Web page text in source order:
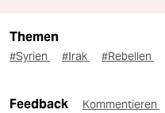
Themen
#Syrien #Irak #Rebellen
Feedback Kommentieren